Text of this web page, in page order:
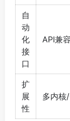
自
动
化
接
口
API兼
扩
展
性
多内核